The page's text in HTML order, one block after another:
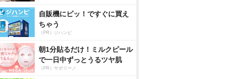
自販機にピッ！ですぐに買え
ちゃう
（PR）ジハンピ
朝1分貼るだけ！ミルクピール
で一日中ずっとうるツヤ肌
（PR）サボリーノ